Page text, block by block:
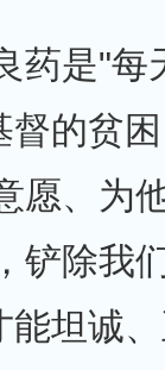
药是"每
督的贫
愿、为
铲除我
坦诚